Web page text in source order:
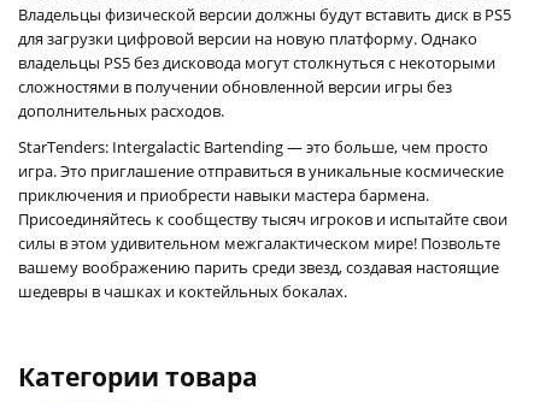
Владельцы физической версии должны будут вставить диск в PS5
для загрузки цифровой версии на новую платформу. Однако
владельцы PS5 без дисковода могут столкнуться с некоторыми
сложностями в получении обновленной версии игры без
дополнительных расходов.
StarTenders: Intergalactic Bartending — это больше, чем просто
игра. Это приглашение отправиться в уникальные космические
приключения и приобрести навыки мастера бармена.
Присоединяйтесь к сообществу тысяч игроков и испытайте свои
силы в этом удивительном межгалактическом мире! Позвольте
вашему воображению парить среди звезд, создавая настоящие
шедевры в чашках и коктейльных бокалах.
Категории товара